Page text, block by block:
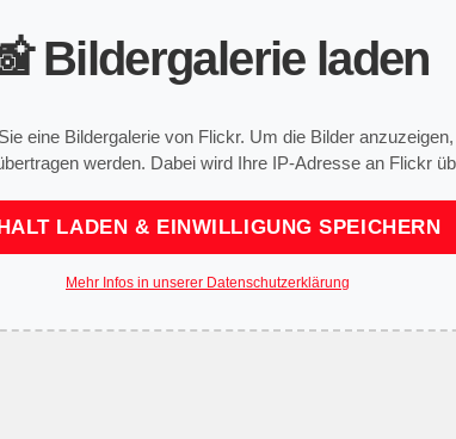
Bildergalerie laden
eine Bildergalerie von Flickr. Um die Bilder
werden. Dabei wird Ihre IP-Adresse an Flickr
LADEN & EINWILLIGUNG SPEICHERN
Mehr Infos in unserer Datenschutzerklärung